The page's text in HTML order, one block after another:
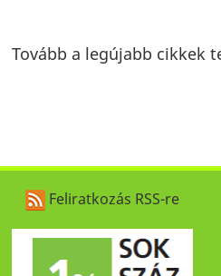
Tovább a legújabb cikkek
Feliratkozás RSS-re